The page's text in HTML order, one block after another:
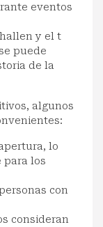
eventos
y el t
puede
de la
algunos
lo
para los
con
consideran